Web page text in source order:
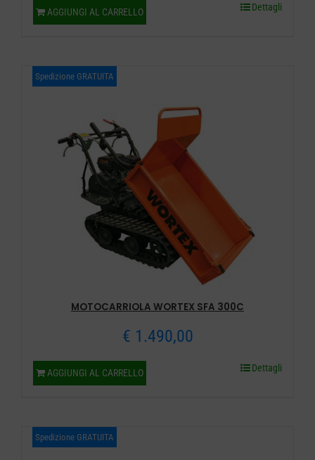
AGGIUNGI AL CARRELLO Dettagli
Spedizione GRATUITA
MOTOCARRIOLA WORTEX SFA 300C
€ 1.490,00
AGGIUNGI AL CARRELLO Dettagli
Spedizione GRATUITA